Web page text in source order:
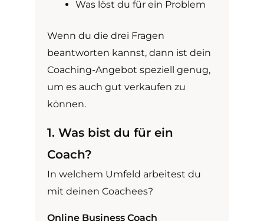
Was löst du für ein Problem
Wenn du die drei Fragen
beantworten kannst, dann ist dein
Coaching-Angebot speziell genug,
um es auch gut verkaufen zu
können.
1. Was bist du für ein
Coach?
In welchem Umfeld arbeitest du
mit deinen Coachees?
Online Business Coach